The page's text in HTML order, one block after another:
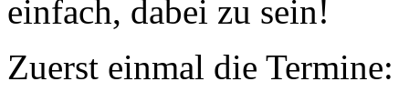
einfach, dabei zu sein!
Zuerst einmal die Termine: